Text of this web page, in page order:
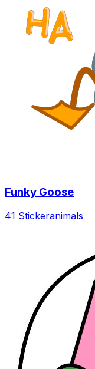
Funky Goose
41 Stickeranimals